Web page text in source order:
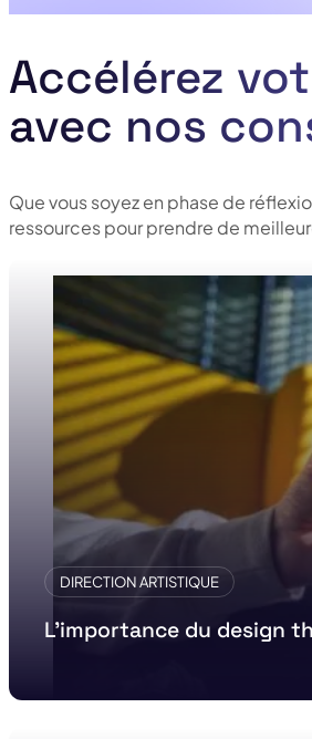
Accélérez
avec nos
Que vous soyez en phase de
ressources pour prendre de
DIRECTION ARTISTIQUE
L’importance du design